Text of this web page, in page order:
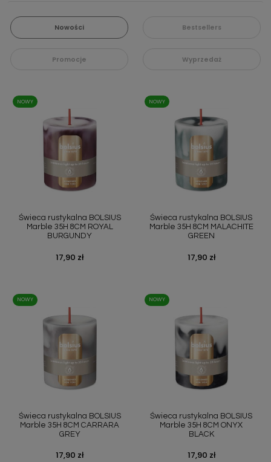
Nowości Bestsellers
Promocje Wyprzedaż
Świeca rustykalna BOLSIUS
Marble 35H 8CM ROYAL
BURGUNDY
Cena
17,90 zł
NOWY
Świeca rustykalna BOLSIUS
Marble 35H 8CM MALACHITE
GREEN
Cena
17,90 zł
NOWY
Świeca rustykalna BOLSIUS
Marble 35H 8CM CARRARA
GREY
Cena
17,90 zł
NOWY
Świeca rustykalna BOLSIUS
Marble 35H 8CM ONYX
BLACK
Cena
17,90 zł
NOWY